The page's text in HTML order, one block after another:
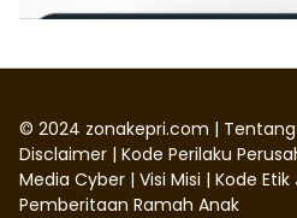
© 2024 zonakepri.com |
Disclaimer | Kode Perilaku
Media Cyber | Visi Misi | Kode
Pemberitaan Ramah Anak